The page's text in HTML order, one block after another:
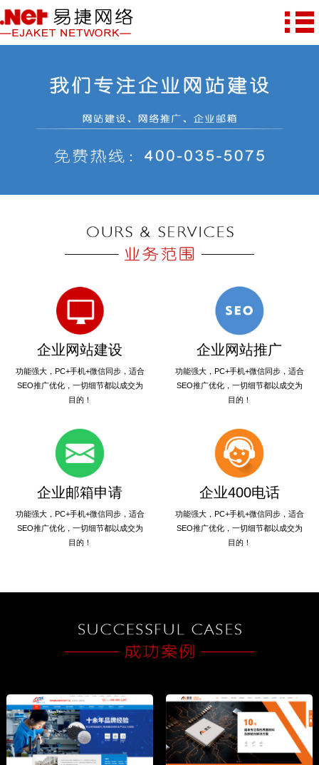
企业网站建设
功能强大，PC+手机+微信同步，适合
SEO推广优化，一切细节都以成交为
目的！
企业网站推广
功能强大，PC+手机+微信同步，适合
SEO推广优化，一切细节都以成交为
目的！
企业邮箱申请
功能强大，PC+手机+微信同步，适合
SEO推广优化，一切细节都以成交为
目的！
企业400电话
功能强大，PC+手机+微信同步，适合
SEO推广优化，一切细节都以成交为
目的！